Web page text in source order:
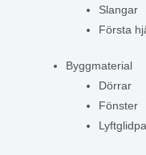
Slangar
Första
Byggmaterial
Dörrar
Fönster